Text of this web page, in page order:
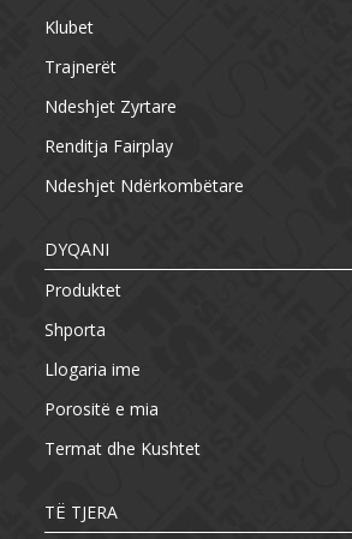
Klubet
Trajnerët
Ndeshjet Zyrtare
Renditja Fairplay
Ndeshjet Ndërkombëtare
DYQANI
Produktet
Shporta
Llogaria ime
Porositë e mia
Termat dhe Kushtet
TË TJERA